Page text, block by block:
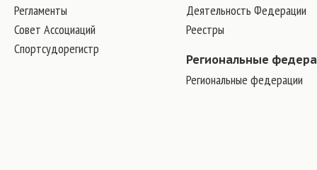
Регламенты
Совет Ассоциаций
Спортсудорегистр
Деятельность Федерации
Реестры
Региональные
Региональные федерации